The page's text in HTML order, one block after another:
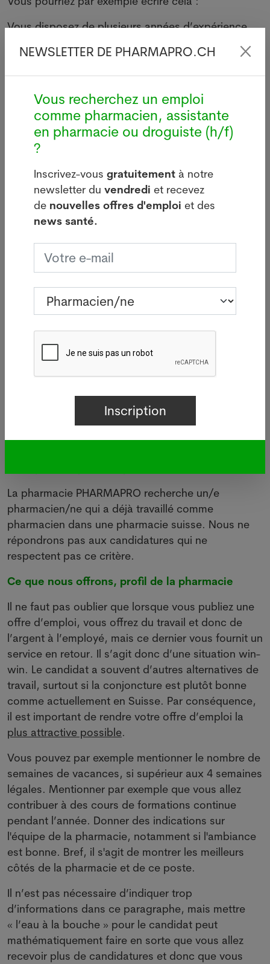
Vous disposez de plusieurs années d’expérience.
en ayant le sens de l’écoute.
Vous connaissez de préférence le programme
Vous êtes capable de vous exprimer en anglais.
Expérience en Suisse ?
Cet aspect est l’un des plus importants pour la
rédaction d’une offre d’emploi, surtout en Suisse
romande et dans les régions proches de la frontière
française.
En effet, beaucoup de pharmacies demandent pour
certains postes comme celui de pharmacien d’avoir
une expérience en Suisse. Il est donc fortement
recommandé d’indiquer dans l’offre d’emploi que
vous aimeriez une personne qui a déjà travaillé en
Suisse ou non, selon vos exigences.
Suisse et qui n’ont jamais travaillé sur le territoire
candidatures qui ne respectent pas ce critère.
Conseil pratique rédaction d’une offre
La pharmacie PHARMAPRO recherche un/e
pharmacien/ne qui a déjà travaillé comme
pharmacien dans une pharmacie suisse. Nous ne
répondrons pas aux candidatures qui ne
respectent pas ce critère.
Ce que nous offrons, profil de la pharmacie
Il ne faut pas oublier que lorsque vous publiez une
offre d’emploi, vous offrez du travail et donc de
l’argent à l’employé, mais ce dernier vous fournit un
service en retour. Il s’agit donc d’une situation win-
win. Le candidat a souvent d’autres alternatives de
travail, surtout si la conjoncture est plutôt bonne
comme actuellement en Suisse. Par conséquence,
il est important de rendre votre offre d’emploi la
plus attractive possible.
Vous pouvez par exemple mentionner le nombre de
semaines de vacances, si supérieur aux 4 semaines
légales. Mentionner par exemple que vous allez
contribuer à des cours de formations continue
pendant l’année. Donner des indications sur
l'équipe de la pharmacie, notamment si l'ambiance
est bonne. Bref, il s'agit de montrer les meilleurs
côtés de la pharmacie et de ce poste.
Il n’est pas nécessaire d’indiquer trop
d’informations dans ce paragraphe, mais mettre
« l’eau à la bouche » pour le candidat peut
mathématiquement faire en sorte que vous allez
recevoir plus de candidatures et donc que vous
NEWSLETTER DE PHARMAPRO.CH
Vous recherchez un emploi
comme pharmacien, assistante
en pharmacie ou droguiste (h/f)
?
Inscrivez-vous gratuitement à notre
newsletter du vendredi et recevez
de nouvelles offres d'emploi et des
news santé.